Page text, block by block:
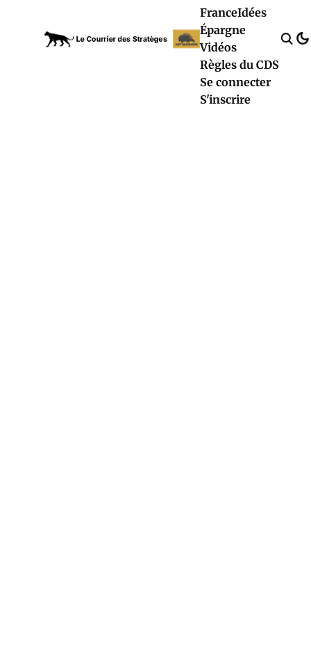
FranceIdées
Épargne
Vidéos
Règles du CDS
Se connecter
S'inscrire